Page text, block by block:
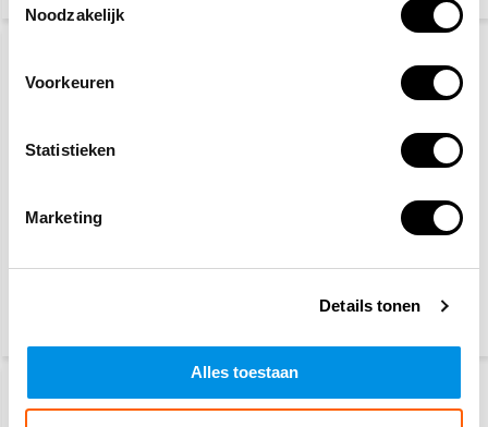
Noodzakelijk
Voorkeuren
Statistieken
Marketing
Details tonen
Alles toestaan
Gaatjestang voor
96,90